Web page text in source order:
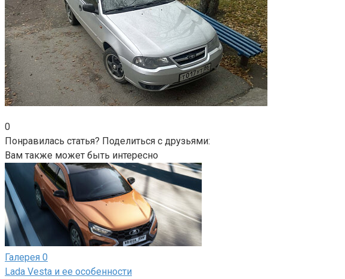
0
Понравилась статья? Поделиться с друзьями:
Вам также может быть интересно
Галерея 0
Lada Vesta и ее особенности